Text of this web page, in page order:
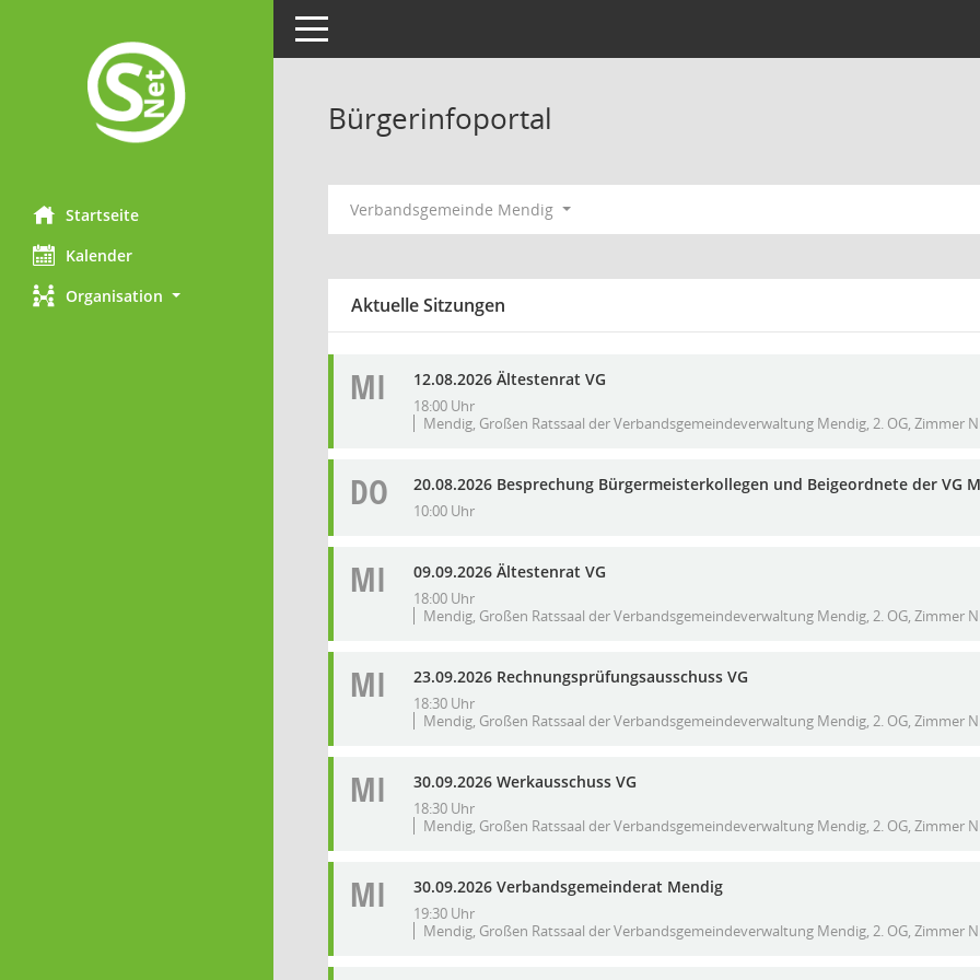
Startseite
Kalender
Organisation
Toggle navigation
Bürgerinfoportal
Verbandsgemeinde Mendig
Aktuelle Sitzungen
MI 12.08.2026 Ältestenrat VG
18:00 Uhr
Mendig, Großen Ratssaal der Verbandsgemeindeverwaltung Mendig, 2. OG, Zimmer
DO 20.08.2026 Besprechung Bürgermeisterkollegen und Beigeordnete der VG
10:00 Uhr
MI 09.09.2026 Ältestenrat VG
18:00 Uhr
Mendig, Großen Ratssaal der Verbandsgemeindeverwaltung Mendig, 2. OG, Zimmer
MI 23.09.2026 Rechnungsprüfungsausschuss VG
18:30 Uhr
Mendig, Großen Ratssaal der Verbandsgemeindeverwaltung Mendig, 2. OG, Zimmer
MI 30.09.2026 Werkausschuss VG
18:30 Uhr
Mendig, Großen Ratssaal der Verbandsgemeindeverwaltung Mendig, 2. OG, Zimmer
MI 30.09.2026 Verbandsgemeinderat Mendig
19:30 Uhr
Mendig, Großen Ratssaal der Verbandsgemeindeverwaltung Mendig, 2. OG, Zimmer